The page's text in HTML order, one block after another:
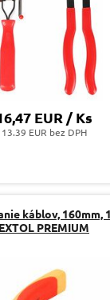
EUR / Ks
13.39 EUR bez DPH
káblov, 160mm,
EXTOL PREMIUM